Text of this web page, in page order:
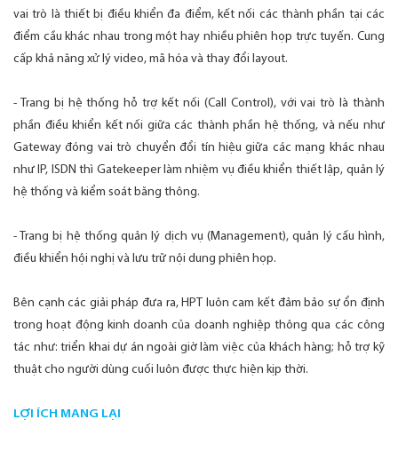
vai trò là thiết bị điều khiển đa điểm, kết nối các thành phần tại các
điểm cầu khác nhau trong một hay nhiều phiên họp trực tuyến. Cung
cấp khả năng xử lý video, mã hóa và thay đổi layout.
- Trang bị hệ thống hỗ trợ kết nối (Call Control), với vai trò là thành
phần điều khiển kết nối giữa các thành phần hệ thống, và nếu như
Gateway đóng vai trò chuyển đổi tín hiệu giữa các mạng khác nhau
như IP, ISDN thì Gatekeeper làm nhiệm vụ điều khiển thiết lập, quản lý
hệ thống và kiểm soát băng thông.
- Trang bị hệ thống quản lý dịch vụ (Management), quản lý cấu hình,
điều khiển hội nghị và lưu trữ nội dung phiên họp.
Bên cạnh các giải pháp đưa ra, HPT luôn cam kết đảm bảo sự ổn định
trong hoạt động kinh doanh của doanh nghiệp thông qua các công
tác như: triển khai dự án ngoài giờ làm việc của khách hàng; hỗ trợ kỹ
thuật cho người dùng cuối luôn được thực hiện kịp thời.
LỢI ÍCH MANG LẠI